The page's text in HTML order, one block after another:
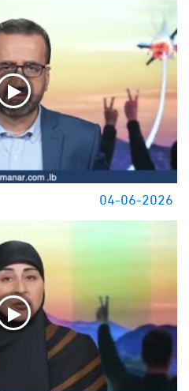
04-06-2026